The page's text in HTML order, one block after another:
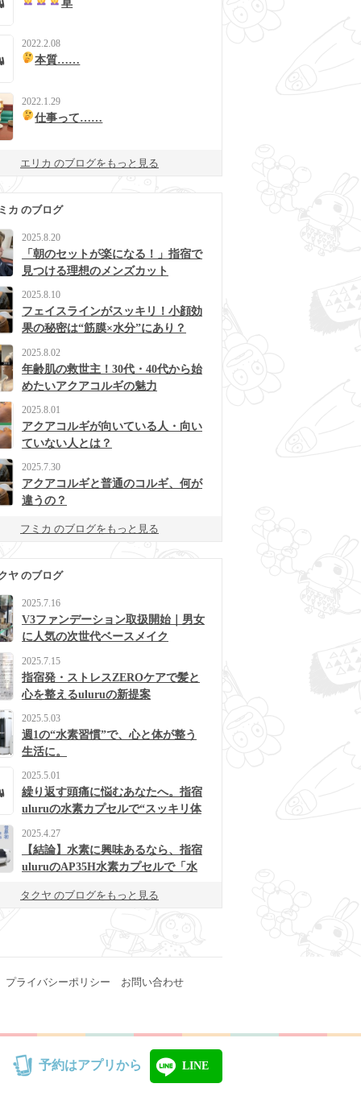
2022.2.08
本質……
2022.1.29
仕事って……
エリカ のブログをもっと見る
カ のブログ
2025.8.20
「朝のセットが楽になる！」指宿で
見つける理想のメンズカット
2025.8.10
フェイスラインがスッキリ！小顔効
果の秘密は“筋膜×水分”にあり？
2025.8.02
年齢肌の救世主！30代・40代から始
めたいアクアコルギの魅力
2025.8.01
アクアコルギが向いている人・向い
ていない人とは？
2025.7.30
アクアコルギと普通のコルギ、何が
違うの？
フミカ のブログをもっと見る
ヤ のブログ
2025.7.16
V3ファンデーション取扱開始｜男女
に人気の次世代ベースメイク
2025.7.15
指宿発・ストレスZEROケアで髪と
心を整えるuluruの新提案
2025.5.03
週1の“水素習慣”で、心と体が整う
生活に。
2025.5.01
繰り返す頭痛に悩むあなたへ。指宿
uluruの水素カプセルで“スッキリ体
2025.4.27
【結論】水素に興味あるなら、指宿
uluruのAP35H水素カプセルで「水
タクヤ のブログをもっと見る
プライバシーポリシー お問い合わせ
予約はアプリから LINE